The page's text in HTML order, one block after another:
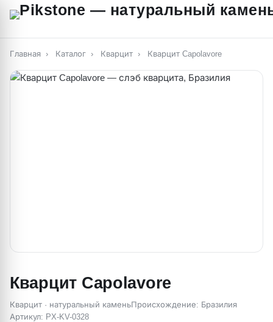
Главная › Каталог › Кварцит › Кварцит Capolavore
Кварцит Capolavore
Кварцит · натуральный каменьПроисхождение: Бразилия
Артикул: PX-KV-0328